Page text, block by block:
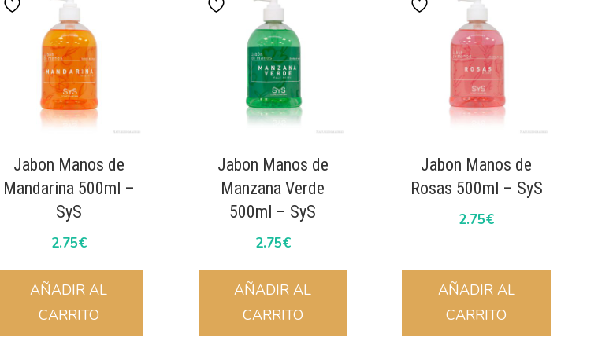
Jabon Manos de
Mandarina 500ml –
SyS
2.75€
AÑADIR AL
CARRITO
Jabon Manos de
Manzana Verde
500ml – SyS
2.75€
AÑADIR AL
CARRITO
Jabon Manos de
Rosas 500ml – SyS
2.75€
AÑADIR AL
CARRITO